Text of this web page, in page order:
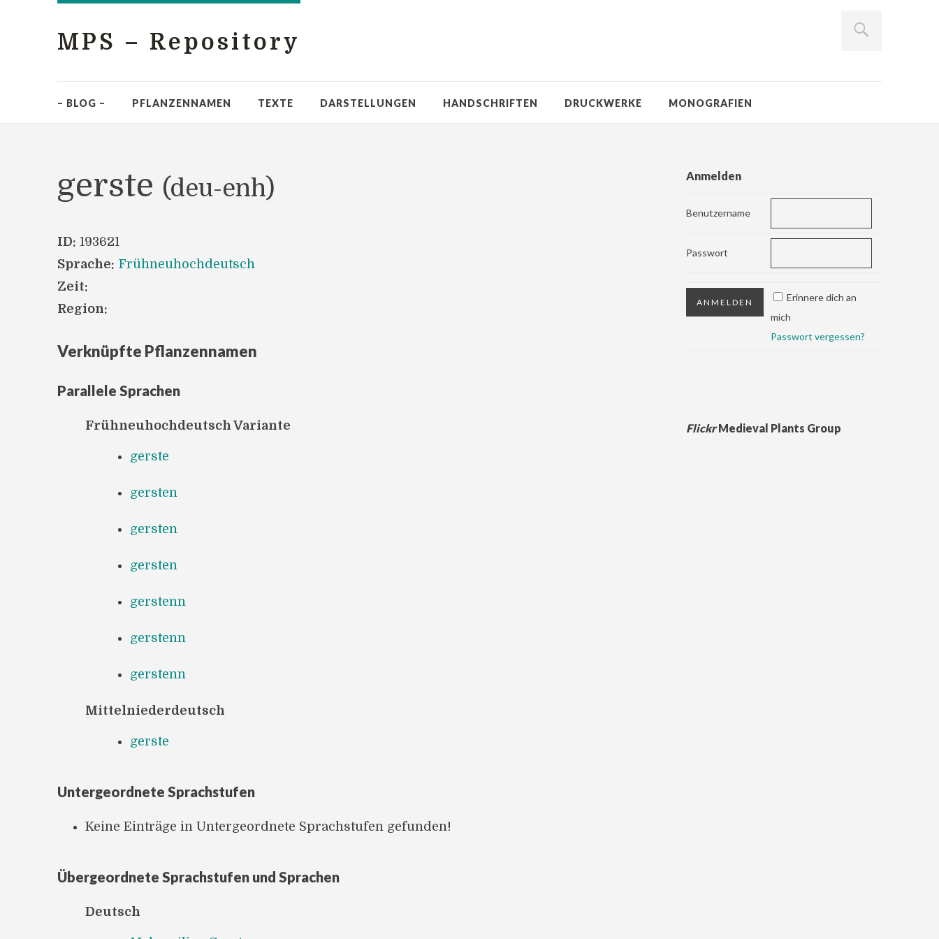
MPS – Repository
– BLOG – PFLANZENNAMEN TEXTE DARSTELLUNGEN HANDSCHRIFTEN DRUCKWERKE MONOGRAFIEN
gerste (deu-enh)
ID: 193621
Sprache: Frühneuhochdeutsch
Zeit:
Region:
Verknüpfte Pflanzennamen
Parallele Sprachen
Frühneuhochdeutsch Variante
gerste
gersten
gersten
gersten
gerstenn
gerstenn
gerstenn
Mittelniederdeutsch
gerste
Untergeordnete Sprachstufen
Keine Einträge in Untergeordnete Sprachstufen gefunden!
Übergeordnete Sprachstufen und Sprachen
Deutsch
Anmelden
Benutzername
Passwort
Erinnere dich an
mich
Passwort vergessen?
FlickrMedieval Plants Group